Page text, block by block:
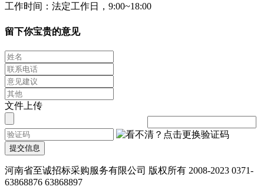
工作时间：法定工作日，9:00~18:00
留下你宝贵的意见
文件上传
提交信息
河南省至诚招标采购服务有限公司 版权所有 2008-2023 0371-
63868876 63868897